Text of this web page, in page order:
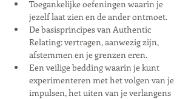
Toegankelijke oefeningen waarin je
jezelf laat zien en de ander ontmoet.
De basisprincipes van Authentic
Relating: vertragen, aanwezig zijn,
afstemmen en je grenzen eren.
Een veilige bedding waarin je kunt
experimenteren met het volgen van je
impulsen, het uiten van je verlangens